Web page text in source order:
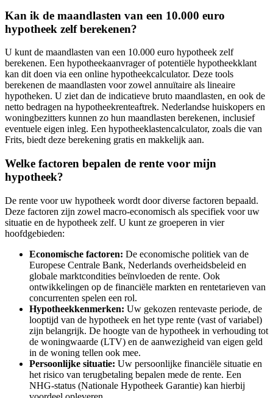
Kan ik de maandlasten van een 10.000 euro
hypotheek zelf berekenen?
U kunt de maandlasten van een 10.000 euro hypotheek zelf
berekenen. Een hypotheekaanvrager of potentiële hypotheekklant
kan dit doen via een online hypotheekcalculator. Deze tools
berekenen de maandlasten voor zowel annuïtaire als lineaire
hypotheken. U ziet dan de indicatieve bruto maandlasten, en ook de
netto bedragen na hypotheekrenteaftrek. Nederlandse huiskopers en
woningbezitters kunnen zo hun maandlasten berekenen, inclusief
eventuele eigen inleg. Een hypotheeklastencalculator, zoals die van
Frits, biedt deze berekening gratis en makkelijk aan.
Welke factoren bepalen de rente voor mijn
hypotheek?
De rente voor uw hypotheek wordt door diverse factoren bepaald.
Deze factoren zijn zowel macro-economisch als specifiek voor uw
situatie en de hypotheek zelf. U kunt ze groeperen in vier
hoofdgebieden:
Economische factoren: De economische politiek van de
Europese Centrale Bank, Nederlands overheidsbeleid en
globale marktcondities beïnvloeden de rente. Ook
ontwikkelingen op de financiële markten en rentetarieven van
concurrenten spelen een rol.
Hypotheekkenmerken: Uw gekozen rentevaste periode, de
looptijd van de hypotheek en het type rente (vast of variabel)
zijn belangrijk. De hoogte van de hypotheek in verhouding tot
de woningwaarde (LTV) en de aanwezigheid van eigen geld
in de woning tellen ook mee.
Persoonlijke situatie: Uw persoonlijke financiële situatie en
het risico van terugbetaling bepalen mede de rente. Een
NHG-status (Nationale Hypotheek Garantie) kan hierbij